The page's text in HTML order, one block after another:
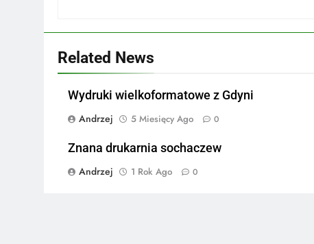
Related News
Wydruki wielkoformatowe z Gdyni
Andrzej
5 Miesięcy Ago 0
Znana drukarnia sochaczew
Andrzej
1 Rok Ago 0